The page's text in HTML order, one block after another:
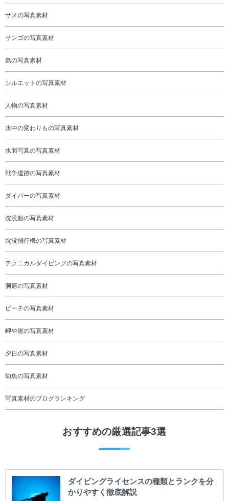
サメの写真素材
サンゴの写真素材
島の写真素材
シルエットの写真素材
人物の写真素材
水中の変わりもの写真素材
水面写真の写真素材
戦争遺跡の写真素材
ダイバーの写真素材
沈没船の写真素材
沈没飛行機の写真素材
テクニカルダイビングの写真素材
洞窟の写真素材
ビーチの写真素材
岬や崖の写真素材
夕日の写真素材
幼魚の写真素材
写真素材のブログランキング
おすすめの厳選記事3選
ダイビングライセンスの種類とランクを分
かりやすく徹底解説